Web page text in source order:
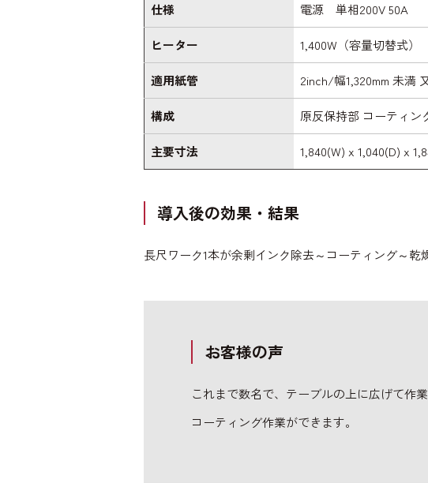
仕様 電源 単相200V 50A
ヒーター 1,400W（容量切替式）
適用紙管 2inch/幅1,320mm 未満
構成 原反保持部 コーティン
主要寸法 1,840(W) x 1,040(D) x
導入後の効果・結果
長尺ワーク1本が余剰インク除去～コーティング～
お客様の声
これまで数名で、テーブルの上に広げて作
コーティング作業ができます。